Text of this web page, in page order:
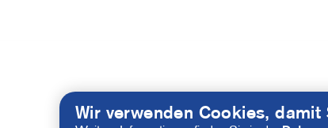
Wir verwenden Cookies,